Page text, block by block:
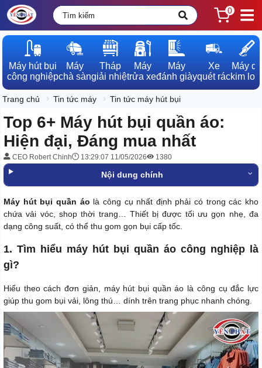
0
Máy hút bụi
công nghiệp
Máy
chà sàn
Tháp
giải nhiệt
Máy
rửa xe
Máy
đánh giày
Xe
quét rác
Máy dò
kim loại
Trang chủ Tin tức máy Tin tức máy hút bụi
Top 6+ Máy hút bụi quần áo:
Hiện đại, Đáng mua nhất
CEO Robert Chinh 13:29:07 11/05/2026 1380
Nội dung chính
Máy hút bụi quần áo là công cụ nhất định phải có trong các kho
chứa vải vóc, shop thời trang… Thiết bị được tối ưu gọn nhẹ, đa
dạng công suất, có thể thu gom gọn bụi cấp tốc.
1. Tìm hiểu máy hút bụi quần áo công nghiệp là
gì?
Hiểu theo cách đơn giản, máy hút bụi quần áo là công cụ đắc lực
giúp thu gom bụi vải, lông thú… dính trên trang phục nhanh chóng.